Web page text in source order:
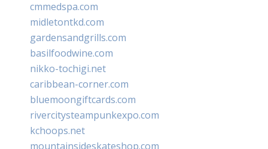
cmmedspa.com
midletontkd.com
gardensandgrills.com
basilfoodwine.com
nikko-tochigi.net
caribbean-corner.com
bluemoongiftcards.com
rivercitysteampunkexpo.com
kchoops.net
mountainsideskateshop.com